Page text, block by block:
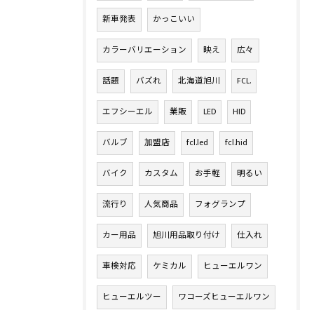
新車発表 かっこいい
カラーバリエーション 映え 広々
話題 バズれ 北海道旭川 FCL.
エフシーエル 業販 LED HID
バルブ 加盟店 fcl.led fcl.hid
バイク カスタム お手軽 明るい
流行り 人気商品 フォグランプ
カー用品 旭川用品取り付け 仕入れ
車検対応 ケミカル ヒューエルワン
ヒューエルツー ワコーズヒューエルワン